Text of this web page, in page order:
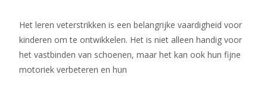
Het leren veterstrikken is een belangrijke vaardigheid voor
kinderen om te ontwikkelen. Het is niet alleen handig voor
het vastbinden van schoenen, maar het kan ook hun fijne
motoriek verbeteren en hun